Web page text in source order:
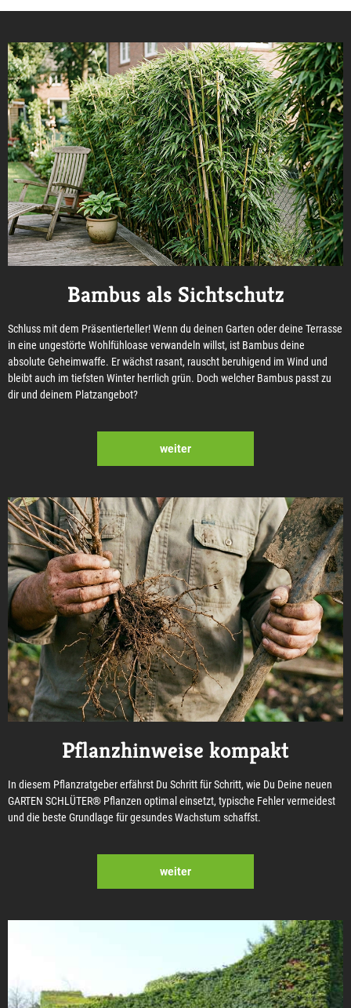
Bambus als Sichtschutz
Schluss mit dem Präsentierteller! Wenn du deinen Garten oder deine Terrasse
in eine ungestörte Wohlfühloase verwandeln willst, ist Bambus deine
absolute Geheimwaffe. Er wächst rasant, rauscht beruhigend im Wind und
bleibt auch im tiefsten Winter herrlich grün. Doch welcher Bambus passt zu
dir und deinem Platzangebot?
weiter
Pflanzhinweise kompakt
In diesem Pflanzratgeber erfährst Du Schritt für Schritt, wie Du Deine neuen
GARTEN SCHLÜTER® Pflanzen optimal einsetzt, typische Fehler vermeidest
und die beste Grundlage für gesundes Wachstum schaffst.
weiter